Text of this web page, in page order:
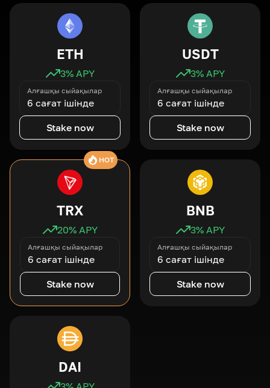
ETH
3% APY
Алғашқы сыйақылар
6 сағат ішінде
Stake now
USDT
3% APY
Алғашқы сыйақылар
6 сағат ішінде
Stake now
HOT
TRX
20% APY
Алғашқы сыйақылар
6 сағат ішінде
Stake now
BNB
3% APY
Алғашқы сыйақылар
6 сағат ішінде
Stake now
DAI